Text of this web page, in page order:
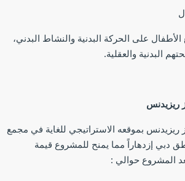
على الحركة البدنية والنشاط البدني،
والعقلية.
بموقعه الاستراتيجي للغاية في مجمع
دبي إزدهاراً مما يمنح للمشروع قيمة
المشروع حوالي :